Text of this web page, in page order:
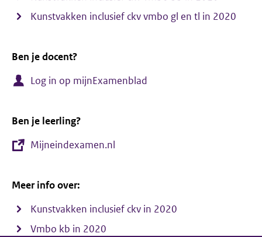
Kunstvakken inclusief ckv vmbo gl en tl in 2020
Ben je docent?
Log in op mijnExamenblad
Ben je leerling?
Mijneindexamen.nl
Meer info over:
Kunstvakken inclusief ckv in 2020
Vmbo kb in 2020